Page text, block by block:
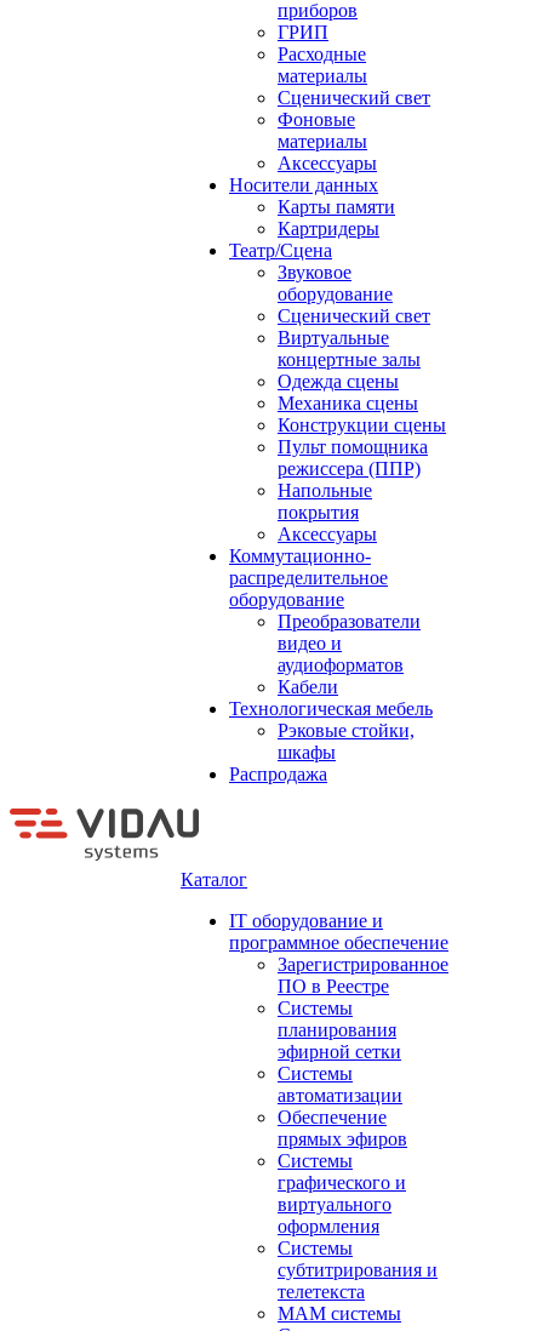
приборов
ГРИП
Расходные
материалы
Сценический свет
Фоновые
материалы
Аксессуары
Носители данных
Карты памяти
Картридеры
Театр/Сцена
Звуковое
оборудование
Сценический свет
Виртуальные
концертные залы
Одежда сцены
Механика сцены
Конструкции сцены
Пульт помощника
режиссера (ППР)
Напольные
покрытия
Аксессуары
Коммутационно-
распределительное
оборудование
Преобразователи
видео и
аудиоформатов
Кабели
Технологическая мебель
Рэковые стойки,
шкафы
Распродажа
Каталог
IT оборудование и
программное обеспечение
Зарегистрированное
ПО в Реестре
Системы
планирования
эфирной сетки
Системы
автоматизации
Обеспечение
прямых эфиров
Системы
графического и
виртуального
оформления
Системы
субтитрирования и
телетекста
MAM системы